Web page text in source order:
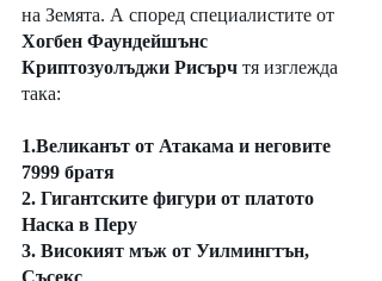
на Земята. А според специалистите от
Хогбен Фаундейшънс
Криптозуолъджи Рисърч тя изглежда
така:
1.Великанът от Атакама и неговите
7999 братя
2. Гигантските фигури от платото
Наска в Перу
3. Високият мъж от Уилмингтън,
Съсекс